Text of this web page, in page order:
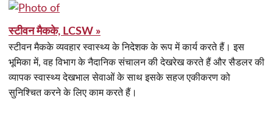
स्टीवन मैकके, LCSW »
स्टीवन मैकके व्यवहार स्वास्थ्य के निदेशक के रूप में कार्य करते हैं। इस
भूमिका में, वह विभाग के नैदानिक संचालन की देखरेख करते हैं और सैडलर की
व्यापक स्वास्थ्य देखभाल सेवाओं के साथ इसके सहज एकीकरण को
सुनिश्चित करने के लिए काम करते हैं।